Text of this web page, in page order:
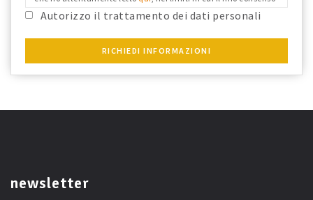
fosse richiesto ai fini del Reg. Ue 679/2016 e confermo i dati
anagrafici riportati.
Autorizzo il trattamento dei dati personali
RICHIEDI INFORMAZIONI
newsletter